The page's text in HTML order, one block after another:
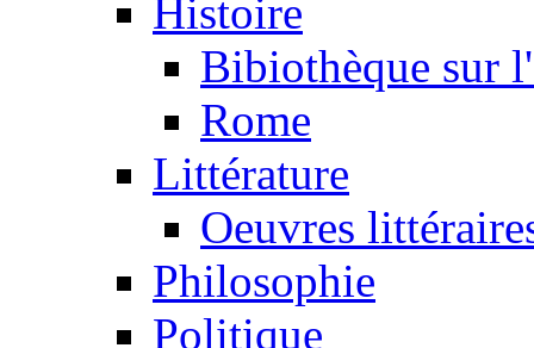
Histoire
Bibiothèque sur
Rome
Littérature
Oeuvres
Philosophie
Politique